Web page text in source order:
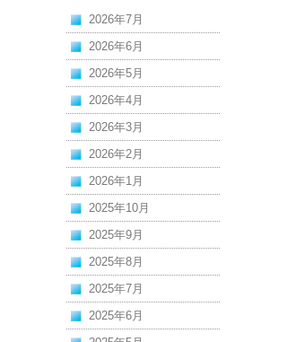
2026年7月
2026年6月
2026年5月
2026年4月
2026年3月
2026年2月
2026年1月
2025年10月
2025年9月
2025年8月
2025年7月
2025年6月